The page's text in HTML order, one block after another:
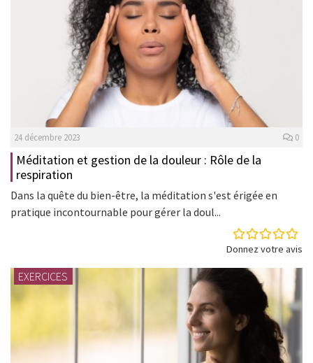
24 décembre 2023 0
Méditation et gestion de la douleur : Rôle de la
respiration
Dans la quête du bien-être, la méditation s'est érigée en
pratique incontournable pour gérer la doul...
Donnez votre avis
EXERCICES